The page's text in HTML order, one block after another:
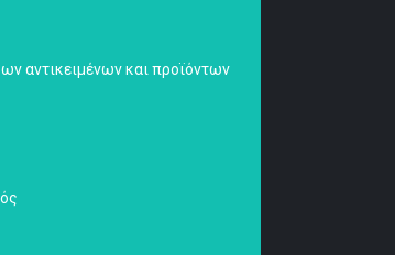
αντικειμένων και προϊόντων